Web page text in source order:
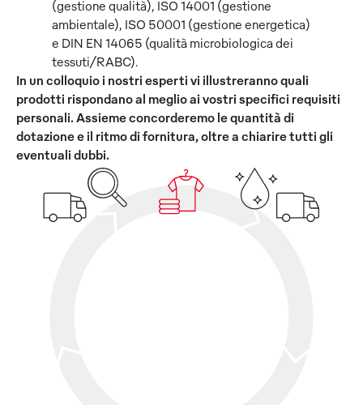
(gestione qualità), ISO 14001 (gestione
ambientale), ISO 50001 (gestione energetica)
e DIN EN 14065 (qualità microbiologica dei
tessuti/RABC).
In un colloquio i nostri esperti vi illustreranno quali
prodotti rispondano al meglio ai vostri specifici requisiti
personali. Assieme concorderemo le quantità di
dotazione e il ritmo di fornitura, oltre a chiarire tutti gli
eventuali dubbi.